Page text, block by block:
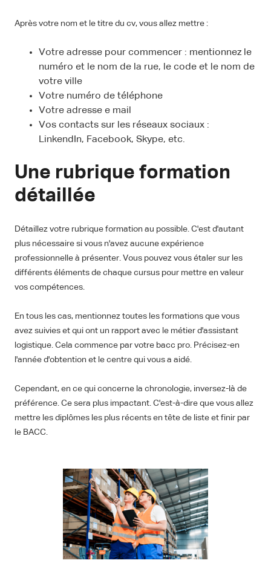
Après votre nom et le titre du cv, vous allez mettre :
Votre adresse pour commencer : mentionnez le
numéro et le nom de la rue, le code et le nom de
votre ville
Votre numéro de téléphone
Votre adresse e mail
Vos contacts sur les réseaux sociaux :
LinkendIn, Facebook, Skype, etc.
Une rubrique formation
détaillée
Détaillez votre rubrique formation au possible. C'est d'autant
plus nécessaire si vous n'avez aucune expérience
professionnelle à présenter. Vous pouvez vous étaler sur les
différents éléments de chaque cursus pour mettre en valeur
vos compétences.
En tous les cas, mentionnez toutes les formations que vous
avez suivies et qui ont un rapport avec le métier d'assistant
logistique. Cela commence par votre bacc pro. Précisez-en
l'année d'obtention et le centre qui vous a aidé.
Cependant, en ce qui concerne la chronologie, inversez-là de
préférence. Ce sera plus impactant. C'est-à-dire que vous allez
mettre les diplômes les plus récents en tête de liste et finir par
le BACC.